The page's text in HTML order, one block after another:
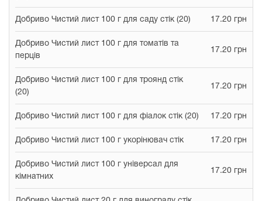
Добриво Чистий лист 100 г для саду стік (20) 17.20 грн
Добриво Чистий лист 100 г для томатів та
перців
17.20 грн
Добриво Чистий лист 100 г для троянд стік
(20)
17.20 грн
Добриво Чистий лист 100 г для фіалок стік (20) 17.20 грн
Добриво Чистий лист 100 г укорінювач стік 17.20 грн
Добриво Чистий лист 100 г універсал для
кімнатних
17.20 грн